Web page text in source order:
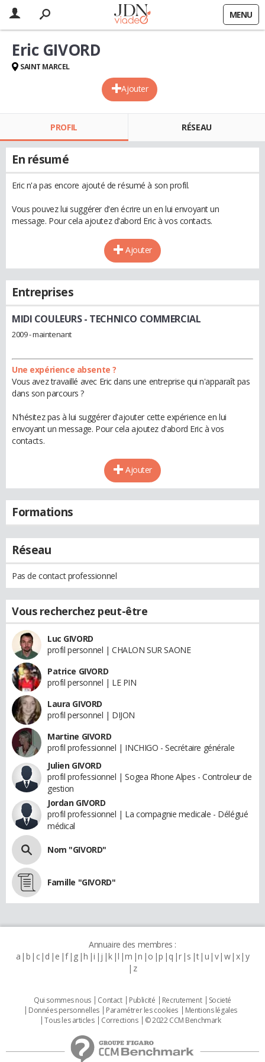
MENU
Ajouter
Eric GIVORD
SAINT MARCEL
PROFIL RÉSEAU
En résumé
Eric n'a pas encore ajouté de résumé à son profil.
Vous pouvez lui suggérer d'en écrire un en lui envoyant un
message. Pour cela ajoutez d'abord Eric à vos contacts.
Ajouter
Entreprises
MIDI COULEURS- TECHNICO COMMERCIAL
2009 - maintenant
Une expérience absente ?
Vous avez travaillé avec Eric dans une entreprise qui n'apparaît pas
dans son parcours ?
N'hésitez pas à lui suggérer d'ajouter cette expérience en lui
envoyant un message. Pour cela ajoutez d'abord Eric à vos
contacts.
Ajouter
Formations
Réseau
Pas de contact professionnel
Vous recherchez peut-être
Luc GIVORD
profil personnel | CHALON SUR SAONE
Patrice GIVORD
profil personnel | LE PIN
Laura GIVORD
profil personnel | DIJON
Martine GIVORD
profil professionnel | INCHIGO - Secrétaire générale
Julien GIVORD
profil professionnel | Sogea Rhone Alpes - Controleur de
gestion
Jordan GIVORD
profil professionnel | La compagnie medicale - Délégué
médical
Nom "GIVORD"
Famille "GIVORD"
Annuaire des membres :
a b c d e f g h i j k l m n o p q r s t u v w x y
z
Qui sommes nous Contact Publicité Recrutement
Societé
Données personnelles
Paramétrer les cookies
Mentions légales
Tous les articles
Corrections © 2022 CCM Benchmark